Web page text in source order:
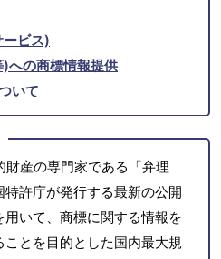
ビス)
への商標情報提供
いて
財産の専門家である「弁理
許庁が発行する最新の公開
いて、商標に関する情報を
とを目的とした国内最大規